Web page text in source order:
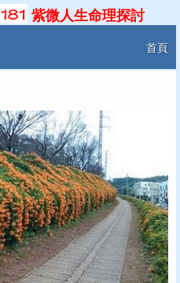
紫微人生命理探討
首頁